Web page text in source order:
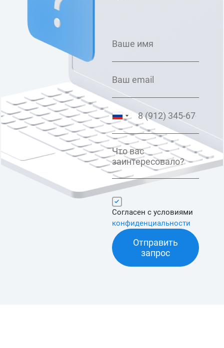
Согласен с условиями
конфиденциальности
Отправить
запрос